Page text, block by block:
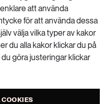
att använda
för att använda dessa
välja vilka typer av kakor
du alla kakor klickar du på
göra justeringar klickar
COOKIES
ökar
olyckor